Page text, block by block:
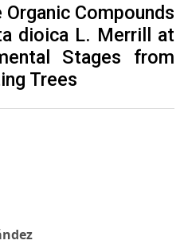
Compounds
dioica L. Merrill at
Stages from
Trees